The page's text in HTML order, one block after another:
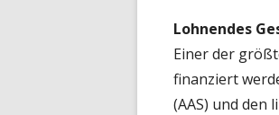
Lohnendes
Einer der
finanziert
(AAS) und den